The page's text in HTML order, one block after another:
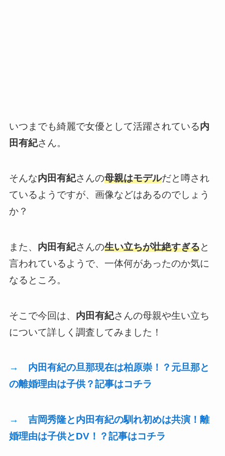
いつまでも綺麗で女優として活躍されている内
田有紀さん。
そんな内田有紀さんの母親はモデルだと噂され
ているようですが、画像などはあるのでしょう
か？
また、 内田有紀さんの生い立ちが壮絶すぎると
言われているようで、一体何があったのか気に
なるところ。
そこで今回は、 内田有紀さんの母親や生い立ち
について詳しく調査してみました！
→ 内田有紀の旦那現在は柏原崇！？元旦那と
の離婚理由は子供？記事はコチラ
→ 吉岡秀隆と内田有紀の馴れ初めは共演！離
婚理由は子供とDV！？記事はコチラ